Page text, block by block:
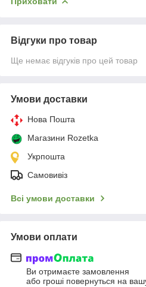
Відгуки про товар
Ще немає відгуків про цей товар
Умови доставки
Нова Пошта
Магазини Rozetka
Укрпошта
Самовивіз
Всі умови доставки
Умови оплати
Ви отримаєте замовлення
або гроші повернуться на